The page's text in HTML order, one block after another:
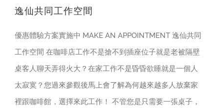
逸仙共同工作空間
優惠體驗方案實施中 MAKE AN APPOINTMENT 逸仙共同
工作空間 在咖啡店工作不是搶不到插座位子就是老被隔壁
桌客人聊天弄得火大？在家工作不是昏昏欲睡就是一個人
太寂寞？您過來參觀後馬上會了解為何越來越多人放棄家
裡跟咖啡館，選擇來此工作！ 不管您是只需要一張桌子，